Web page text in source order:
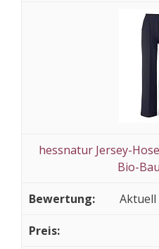
hessnatur Jersey-
Bio-